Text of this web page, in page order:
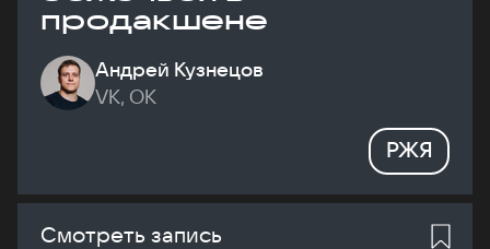
продакшене
Андрей Кузнецов
VK, ОК
РЖЯ
Смотреть запись